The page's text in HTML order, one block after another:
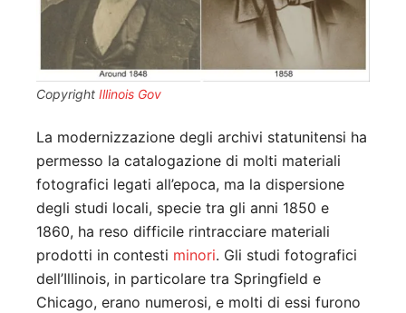
Copyright Illinois Gov
La modernizzazione degli archivi statunitensi ha
permesso la catalogazione di molti materiali
fotografici legati all’epoca, ma la dispersione
degli studi locali, specie tra gli anni 1850 e
1860, ha reso difficile rintracciare materiali
prodotti in contesti minori. Gli studi fotografici
dell’Illinois, in particolare tra Springfield e
Chicago, erano numerosi, e molti di essi furono